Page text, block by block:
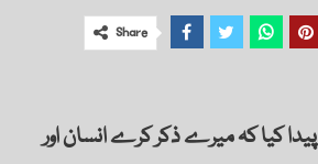
Share
پیدا کیا کہ میرے ذکر کرے انسان اور